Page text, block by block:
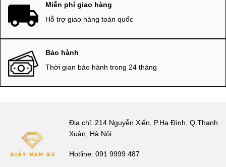
Miễn phí giao hàng
Hỗ trợ giao hàng toàn quốc
Bảo hành
Thời gian bảo hành trong 24 tháng
Địa chỉ: 214 Nguyễn Xiển, P.Hạ Đình, Q.Thanh
Xuân, Hà Nội
Hotline: 091 9999 487